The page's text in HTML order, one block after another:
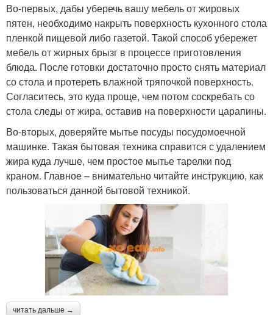
Во-первых, дабы уберечь вашу мебель от жировых
пятен, необходимо накрыть поверхность кухонного стола
пленкой пищевой либо газетой. Такой способ убережет
мебель от жирных брызг в процессе приготовления
блюда. После готовки достаточно просто снять материал
со стола и протереть влажной тряпочкой поверхность.
Согласитесь, это куда проще, чем потом соскребать со
стола следы от жира, оставив на поверхности царапины.
Во-вторых, доверяйте мытье посуды посудомоечной
машинке. Такая бытовая техника справится с удалением
жира куда лучше, чем простое мытье тарелки под
краном. Главное – внимательно читайте инструкцию, как
пользоваться данной бытовой техникой.
читать дальше →